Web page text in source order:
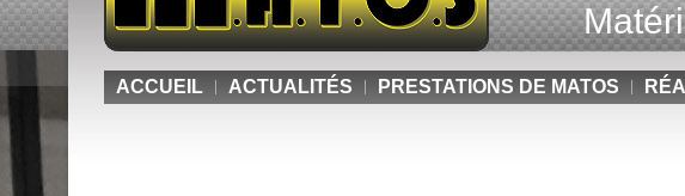
ACCUEIL ACTUALITÉS PRESTATIONS DE MATOS